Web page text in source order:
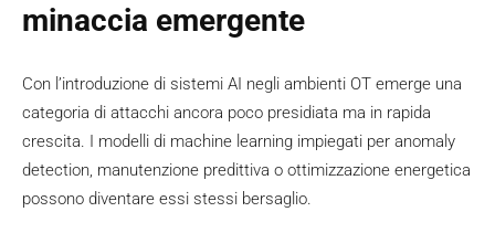
minaccia emergente
Con l’introduzione di sistemi AI negli ambienti OT emerge una
categoria di attacchi ancora poco presidiata ma in rapida
crescita. I modelli di machine learning impiegati per anomaly
detection, manutenzione predittiva o ottimizzazione energetica
possono diventare essi stessi bersaglio.